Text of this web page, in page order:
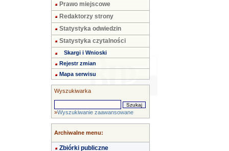
Prawo miejscowe
Redaktorzy strony
Statystyka odwiedzin
Statystyka czytalności
Skargi i Wnioski
Rejestr zmian
Mapa serwisu
Wyszukiwarka
»Wyszukiwanie zaawansowane
Archiwalne menu:
Zbiórki publiczne